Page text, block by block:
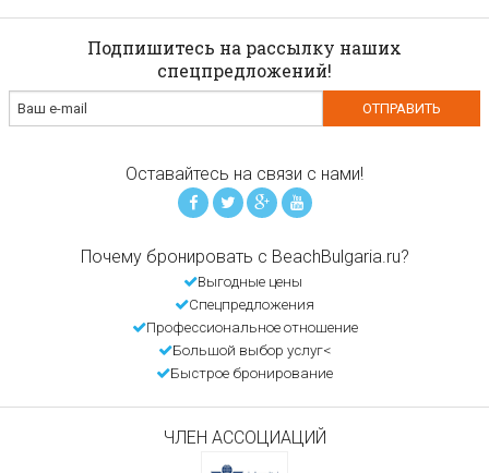
Подпишитесь на рассылку наших
спецпредложений!
Оставайтесь на связи с нами!
Почему бронировать с BeachBulgaria.ru?
Выгодные цены
Спецпредложения
Профессиональное отношение
Большой выбор услуг<
Быстрое бронирование
ЧЛЕН АССОЦИАЦИЙ